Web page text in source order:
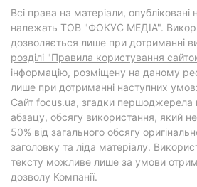
Всі права на матеріали,
належать ТОВ "ФОКУС МЕДІА".
дозволяється лише при дотриманні
розділі "Правила користування
інформацію, розміщену на даному
лише при дотриманні наступних
Cайт focus.ua, згадки
абзацу, обсягу використання, який
50% від загального обсягу
заголовку та ліда матеріалу.
тексту можливе лише за умови
дозволу Компанії.